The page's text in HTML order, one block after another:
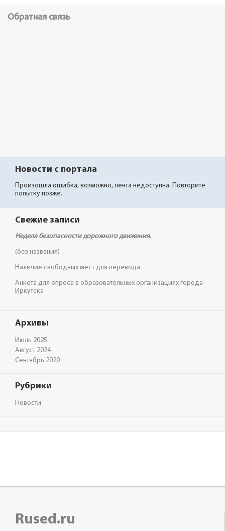
Обратная связь
Новости с портала
Произошла ошибка; возможно, лента недоступна. Повторите
попытку позже.
Свежие записи
Неделя безопасности дорожного движения.
(без названия)
Наличие свободных мест для перевода
Анкета для опроса в образовательных организациях города
Иркутска
Архивы
Июль 2025
Август 2024
Сентябрь 2020
Рубрики
Новости
Rused.ru